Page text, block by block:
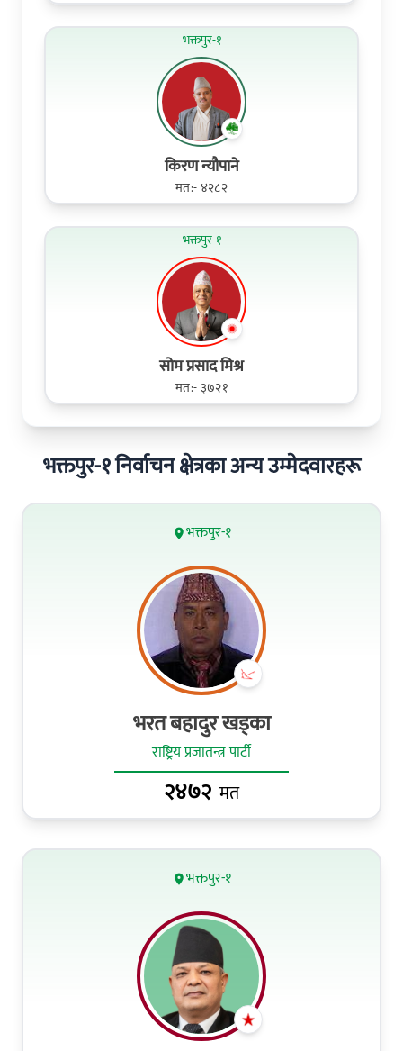
भक्तपुर-१
किरण न्यौपाने
मत:- ४२८२
भक्तपुर-१
सोम प्रसाद मिश्र
मत:- ३७२१
भक्तपुर-१ निर्वाचन क्षेत्रका अन्य उम्मेदवारहरू
भक्तपुर-१
भरत बहादुर खड्का
राष्ट्रिय प्रजातन्त्र पार्टी
२४७२ मत
भक्तपुर-१